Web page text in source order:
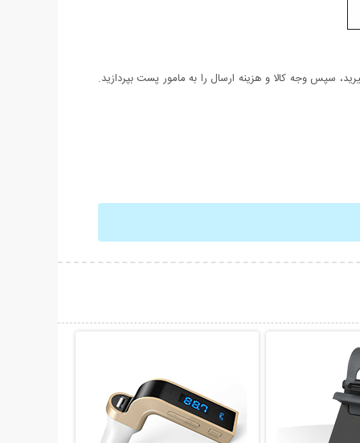
سپس وجه کالا و هزینه ارسال را به مامور پست بپردازید.